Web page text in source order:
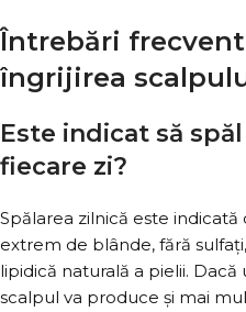
Întrebări
îngrijirea
Este indicat să
fiecare zi?
Spălarea zilnică este
extrem de blânde, fără
lipidică naturală a pielii.
scalpul va produce și mai